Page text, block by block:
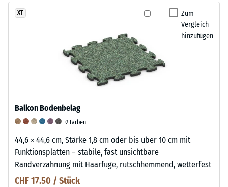
Zum
Vergleich
hinzufügen
XT
Balkon Bodenbelag
+2 Farben
44,6 × 44,6 cm, Stärke 1,8 cm oder bis über 10 cm mit
Funktionsplatten – stabile, fast unsichtbare
Randverzahnung mit Haarfuge, rutschhemmend, wetterfest
CHF 17.50 / Stück